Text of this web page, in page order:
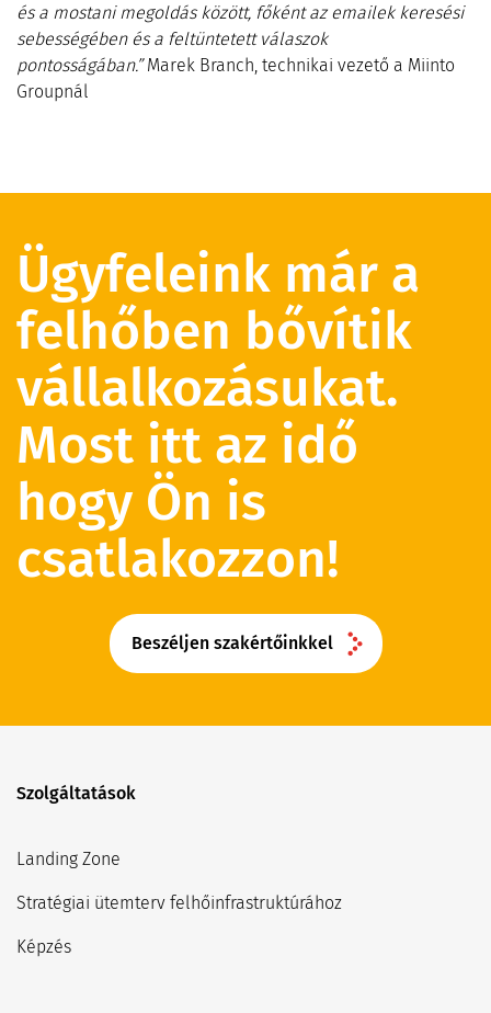
és a mostani megoldás között, főként az emailek keresési
sebességében és a feltüntetett válaszok
pontosságában.”Marek Branch, technikai vezető a Miinto
Groupnál
Ügyfeleink már a
felhőben bővítik
vállalkozásukat.
Most itt az idő
hogy Ön is
csatlakozzon!
Beszéljen szakértőinkkel
Szolgáltatások
Landing Zone
Stratégiai ütemterv felhőinfrastruktúrához
Képzés